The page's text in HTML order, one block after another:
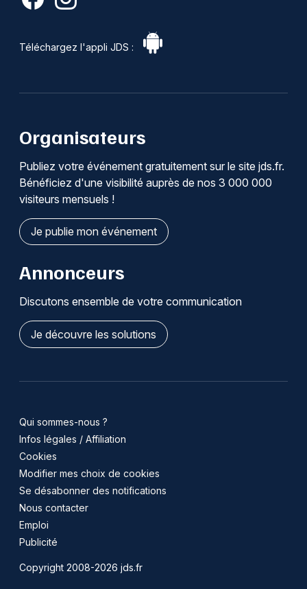
Téléchargez l'appli JDS :
Organisateurs
Publiez votre événement gratuitement sur le site jds.fr.
Bénéficiez d'une visibilité auprès de nos 3 000 000
visiteurs mensuels !
Je publie mon événement
Annonceurs
Discutons ensemble de votre communication
Je découvre les solutions
Qui sommes-nous ?
Infos légales / Affiliation
Cookies
Modifier mes choix de cookies
Se désabonner des notifications
Nous contacter
Emploi
Publicité
Copyright 2008-2026 jds.fr